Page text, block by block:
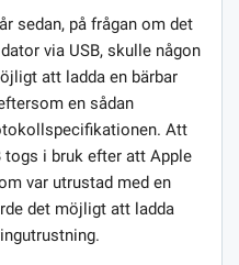
sedan, på frågan om det
via USB, skulle någon
att ladda en bärbar
en sådan
Att
togs i bruk efter att Apple
var utrustad med en
det möjligt att ladda